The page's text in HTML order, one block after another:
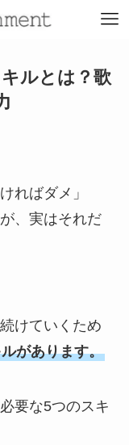
ルとは？歌
ればダメ」
、実はそれだ
けていくため
があります。
要な5つのスキ